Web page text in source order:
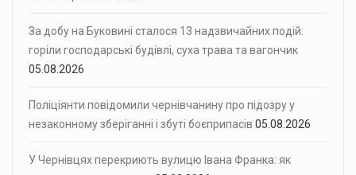
За добу на Буковині сталося 13 надзвичайних подій:
горіли господарські будівлі, суха трава та вагончик
05.08.2026
Поліціянти повідомили чернівчанину про підозру у
незаконному зберіганні і збуті боєприпасів 05.08.2026
У Чернівцях перекриють вулицю Івана Франка: як